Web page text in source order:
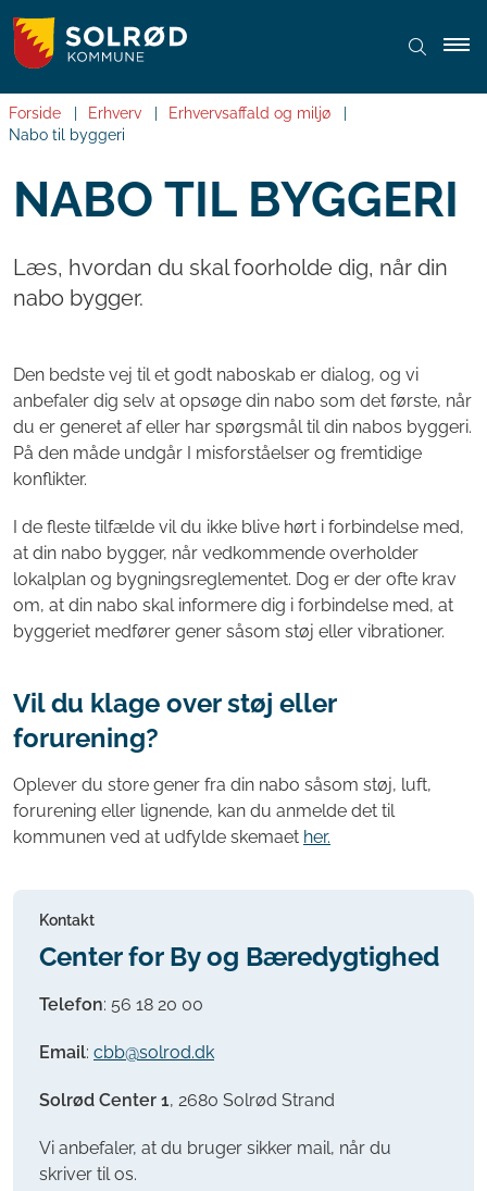
Forside Erhverv
Erhvervsaffald og miljø
Nabo til byggeri
NABO TIL BYGGERI
Læs, hvordan du skal fo0rholde dig, når din
nabo bygger.
Den bedste vej til et godt naboskab er dialog, og vi
anbefaler dig selv at opsøge din nabo som det første, når
du er generet af eller har spørgsmål til din nabos byggeri.
På den måde undgår I misforståelser og fremtidige
konflikter.
I de fleste tilfælde vil du ikke blive hørt i forbindelse med,
at din nabo bygger, når vedkommende overholder
lokalplan og bygningsreglementet. Dog er der ofte krav
om, at din nabo skal informere dig i forbindelse med, at
byggeriet medfører gener såsom støj eller vibrationer.
Vil du klage over støj eller
forurening?
Oplever du store gener fra din nabo såsom støj, luft,
forurening eller lignende, kan du anmelde det til
kommunen ved at udfylde skemaet her.
Kontakt
Center for By og Bæredygtighed
Telefon: 56 18 20 00
Email: cbb@solrod.dk
Solrød Center 1, 2680 Solrød Strand
Vi anbefaler, at du bruger sikker mail, når du
skriver til os.